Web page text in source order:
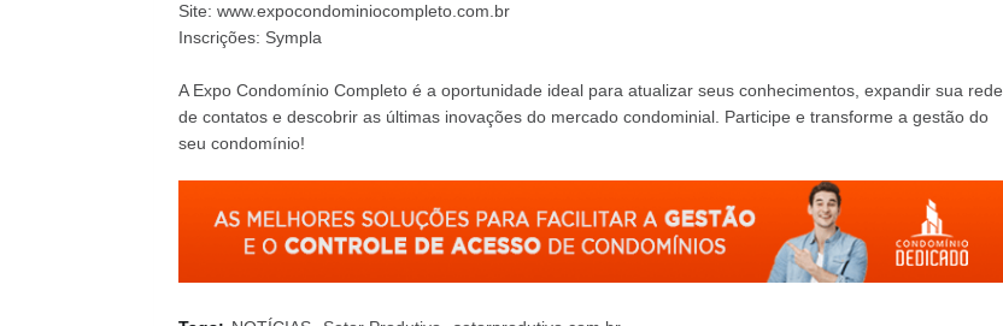
Site: www.expocondominiocompleto.com.br
Inscrições: Sympla
A Expo Condomínio Completo é a oportunidade ideal para atualizar seus conhecimentos, expandir sua rede
de contatos e descobrir as últimas inovações do mercado condominial. Participe e transforme a gestão do
seu condomínio!